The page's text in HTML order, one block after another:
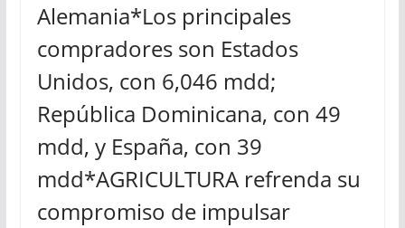
Alemania*Los principales
compradores son Estados
Unidos, con 6,046 mdd;
República Dominicana, con 49
mdd, y España, con 39
mdd*AGRICULTURA refrenda su
compromiso de impulsar